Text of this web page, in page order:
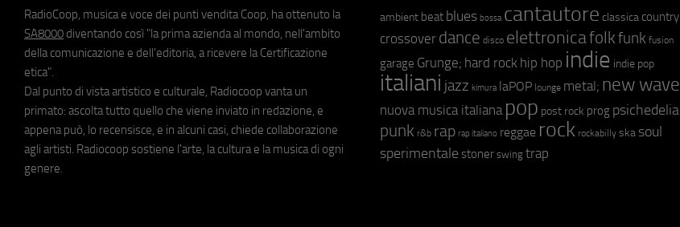
RadioCoop, musica e voce dei punti vendita Coop, ha ottenuto la
SA8000 diventando così "la prima azienda al mondo, nell'ambito
della comunicazione e dell'editoria, a ricevere la Certificazione
etica".
Dal punto di vista artistico e culturale, Radiocoop vanta un
primato: ascolta tutto quello che viene inviato in redazione, e
appena può, lo recensisce, e in alcuni casi, chiede collaborazione
agli artisti. Radiocoop sostiene l'arte, la cultura e la musica di ogni
genere.
ambient beat blues bossa cantautore classica country
crossover dance disco elettronicafolkfunk fusion
garage Grunge; hard rock hip hop indie indie pop
italiani jazz kimura laPOP lounge metal; new wave
nuova musica italiana pop post rock prog psichedelia
punk r&b rap rap italiano reggae rock rockabilly ska soul
sperimentale stoner swing trap